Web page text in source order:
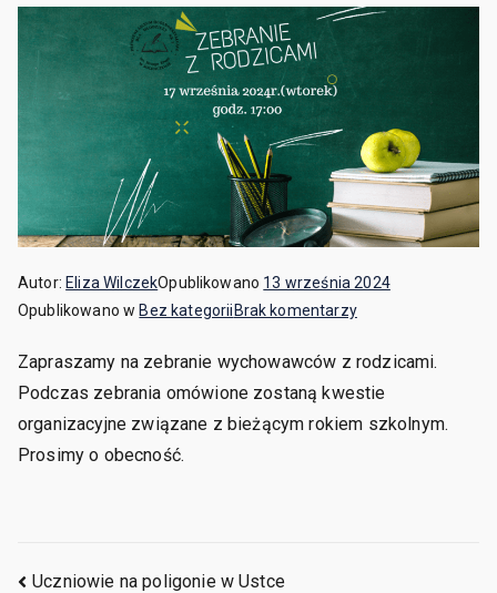
Autor: Eliza WilczekOpublikowano 13 września 2024
Opublikowano w Bez kategorii Brak komentarzy
Zapraszamy na zebranie wychowawców z rodzicami.
Podczas zebrania omówione zostaną kwestie
organizacyjne związane z bieżącym rokiem szkolnym.
Prosimy o obecność.
Uczniowie na poligonie w Ustce